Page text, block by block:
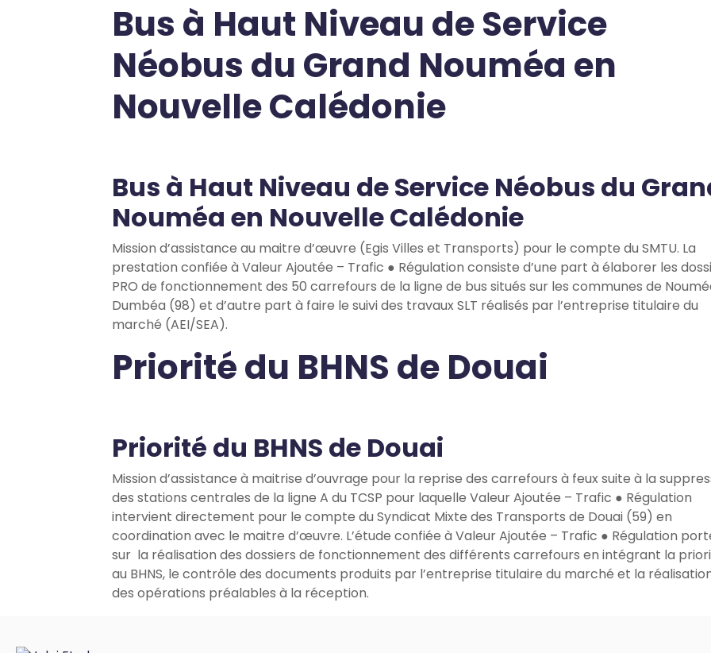
Bus à Haut Niveau de Service
Néobus du Grand Nouméa en
Nouvelle Calédonie
Bus à Haut Niveau de Service Néobus du
Nouméa en Nouvelle Calédonie
Mission d’assistance au maitre d’œuvre (Egis Villes et Transports) pour le compte du SMTU. La
prestation confiée à Valeur Ajoutée – Trafic ● Régulation consiste d’une part à élaborer les
PRO de fonctionnement des 50 carrefours de la ligne de bus situés sur les communes de
Dumbéa (98) et d’autre part à faire le suivi des travaux SLT réalisés par l’entreprise titulaire du
marché (AEI/SEA).
Priorité du BHNS de Douai
Priorité du BHNS de Douai
Mission d’assistance à maitrise d’ouvrage pour la reprise des carrefours à feux suite à la
des stations centrales de la ligne A du TCSP pour laquelle Valeur Ajoutée – Trafic ● Régulation
intervient directement pour le compte du Syndicat Mixte des Transports de Douai (59) en
coordination avec le maitre d’œuvre. L’étude confiée à Valeur Ajoutée – Trafic ● Régulation
sur la réalisation des dossiers de fonctionnement des différents carrefours en intégrant la
au BHNS, le contrôle des documents produits par l’entreprise titulaire du marché et la
des opérations préalables à la réception.